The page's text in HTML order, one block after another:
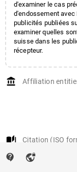
d'examiner le cas
d'endossement avec
publicités publiées
examiner quelles
suisse dans les
récepteur.
account_balance Affiliation
auto_stories Citation (ISO
contact_support vpn_lock